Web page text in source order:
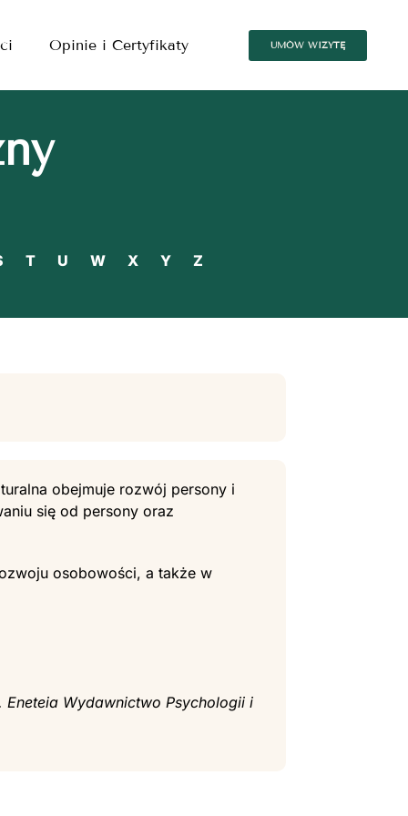
Opinie i Certyfikaty UMÓW WIZYTĘ
T U W X Y Z
obejmuje rozwój persony i
się od persony oraz
osobowości, a także w
Eneteia Wydawnictwo Psychologii i